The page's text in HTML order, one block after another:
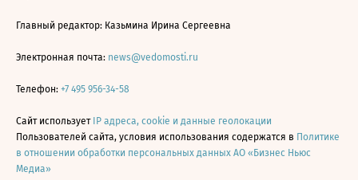
Главный редактор: Казьмина Ирина Сергеевна
Электронная почта: news@vedomosti.ru
Телефон: +7 495 956-34-58
Сайт использует IP адреса, cookie и данные геолокации
Пользователей сайта, условия использования содержатся в Политике
в отношении обработки персональных данных АО «Бизнес Ньюс
Медиа»